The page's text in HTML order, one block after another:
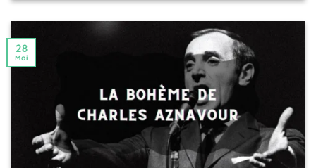
28
Mai